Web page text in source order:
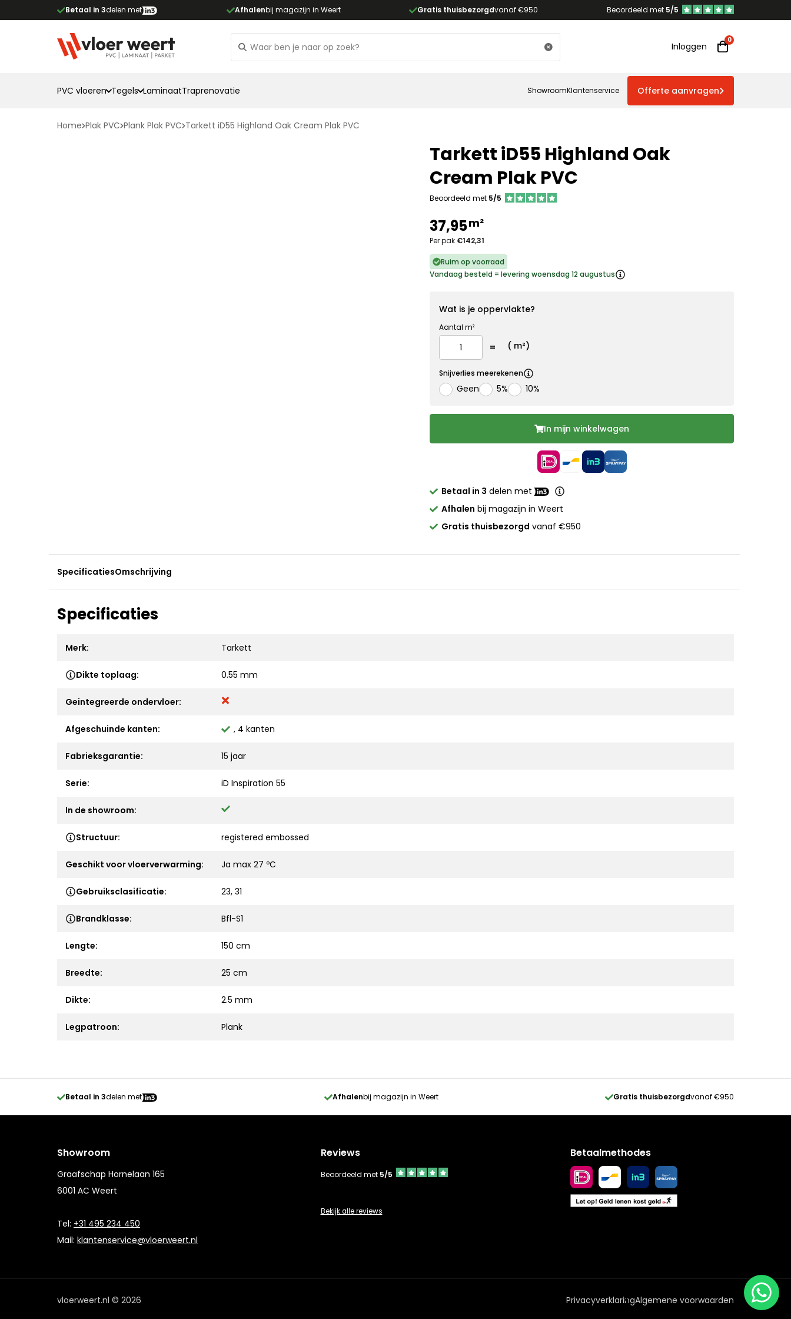
Betaal in 3delen met Afhalenbij magazijn in Weert Gratis thuisbezorgdvanaf €950 Beoordeeld met 5/5
Inloggen
PVC vloeren Tegels LaminaatTraprenovatie ShowroomKlantenservice Offerte aanvragen
Home Plak PVC Plank Plak PVC Tarkett iD55 Highland Oak Cream Plak PVC
Tarkett iD55 Highland Oak
Cream Plak PVC
Beoordeeld met 5/5
37,95m²
Per pak €142,31
Ruim op voorraad
Vandaag besteld = levering woensdag 12 augustus
Wat is je oppervlakte?
Aantal m²
( m²)
Snijverlies meerekenen
Geen 5% 10%
In mijn winkelwagen
Betaal in 3 delen met
Afhalen bij magazijn in Weert
Gratis thuisbezorgd vanaf €950
SpecificatiesOmschrijving
Specificaties
Merk: Tarkett
Dikte toplaag: 0.55 mm
Geintegreerde ondervloer:
Afgeschuinde kanten: , 4 kanten
Fabrieksgarantie: 15 jaar
Serie: iD Inspiration 55
In de showroom:
Structuur: registered embossed
Geschikt voor vloerverwarming: Ja max 27 ºC
Gebruiksclasificatie: 23, 31
Brandklasse: Bfl-S1
Lengte: 150 cm
Breedte: 25 cm
Dikte: 2.5 mm
Legpatroon: Plank
Betaal in 3delen met Afhalenbij magazijn in Weert Gratis thuisbezorgdvanaf €950
Showroom
Graafschap Hornelaan 165
6001 AC Weert
Tel: +31 495 234 450
Mail: klantenservice@vloerweert.nl
Reviews
Beoordeeld met 5/5
Bekijk alle reviews
Betaalmethodes
vloerweert.nl © 2026 PrivacyverklaringAlgemene voorwaarden